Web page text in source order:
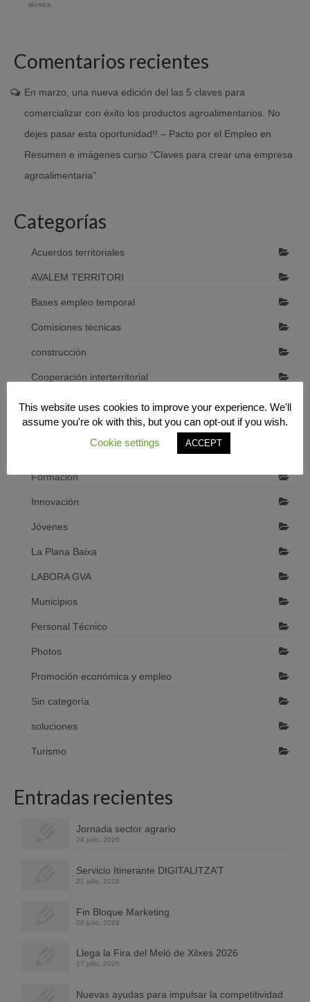
técnico
Comentarios recientes
En marzo, una nueva edición del las 5 claves para
comercializar con éxito los productos agroalimentarios. No
dejes pasar esta oportunidad!! – Pacto por el Empleo en
Resumen e imágenes curso “Claves para crear una empresa
agroalimentaria”
Categorías
Acuerdos territoriales
AVALEM TERRITORI
Bases empleo temporal
Comisiones técnicas
construcción
Cooperación interterritorial
Desarrollo económico local
Diputació de Castelló
Formación
Innovación
Jóvenes
La Plana Baixa
LABORA GVA
Municipios
Personal Técnico
Photos
Promoción económica y empleo
Sin categoría
soluciones
Turismo
Entradas recientes
Jornada sector agrario
24 julio, 2026
Servicio Itinerante DIGITALITZA’T
21 julio, 2026
Fin Bloque Marketing
20 julio, 2026
Llega la Fira del Meló de Xilxes 2026
17 julio, 2026
Nuevas ayudas para impulsar la competitividad
This website uses cookies to improve your experience. We'll
assume you're ok with this, but you can opt-out if you wish.
Cookie settings
ACCEPT